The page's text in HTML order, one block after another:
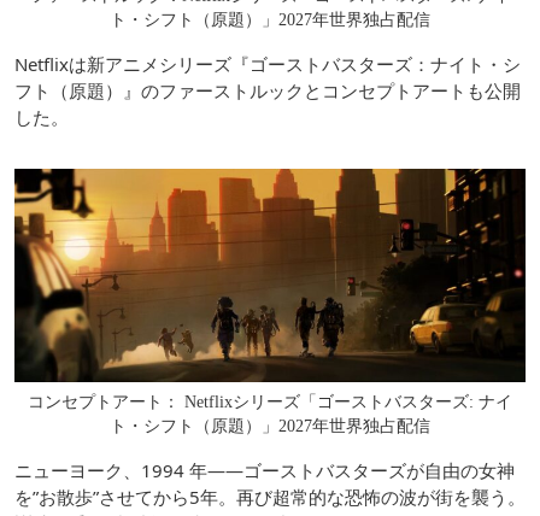
ト・シフト（原題）」2027年世界独占配信
Netflixは新アニメシリーズ『ゴーストバスターズ：ナイト・シ
フト（原題）』のファーストルックとコンセプトアートも公開
した。
コンセプトアート： Netflixシリーズ「ゴーストバスターズ: ナイ
ト・シフト（原題）」2027年世界独占配信
ニューヨーク、1994 年――ゴーストバスターズが自由の女神
を”お散歩”させてから5年。再び超常的な恐怖の波が街を襲う。